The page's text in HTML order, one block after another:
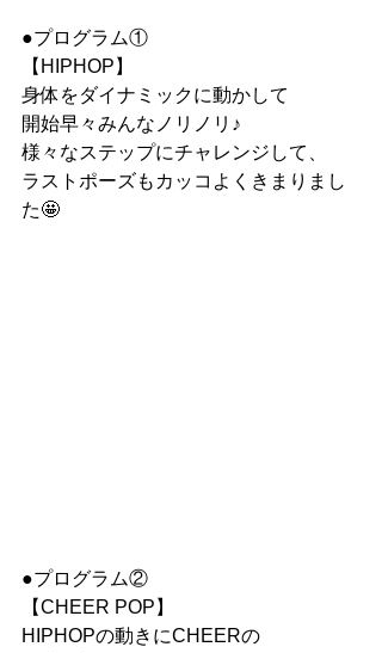
●プログラム①
【HIPHOP】
身体をダイナミックに動かして
開始早々みんなノリノリ♪
様々なステップにチャレンジして、
ラストポーズもカッコよくきまりまし
た🤩
●プログラム②
【CHEER POP】
HIPHOPの動きにCHEERの